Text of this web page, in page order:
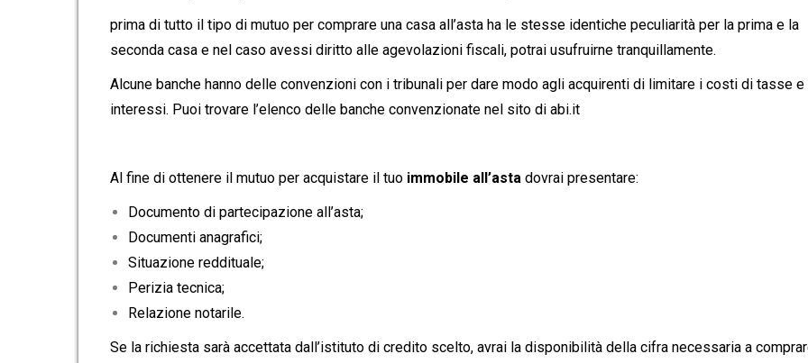
prima di tutto il tipo di mutuo per comprare una casa all’asta ha le stesse identiche peculiarità per la prima e la
seconda casa e nel caso avessi diritto alle agevolazioni fiscali, potrai usufruirne tranquillamente.
Alcune banche hanno delle convenzioni con i tribunali per dare modo agli acquirenti di limitare i costi di tasse e
interessi. Puoi trovare l’elenco delle banche convenzionate nel sito di abi.it
Al fine di ottenere il mutuo per acquistare il tuo immobile all’asta dovrai presentare:
Documento di partecipazione all’asta;
Documenti anagrafici;
Situazione reddituale;
Perizia tecnica;
Relazione notarile.
Se la richiesta sarà accettata dall’istituto di credito scelto, avrai la disponibilità della cifra necessaria a